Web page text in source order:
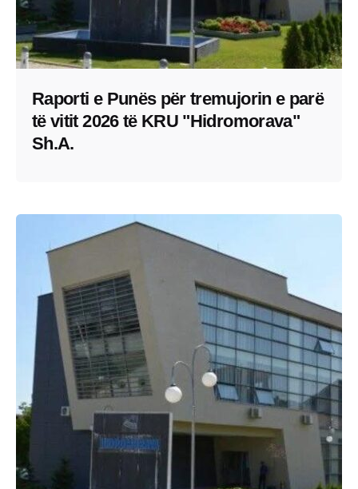
Raporti e Punës për tremujorin e parë
të vitit 2026 të KRU "Hidromorava"
Sh.A.